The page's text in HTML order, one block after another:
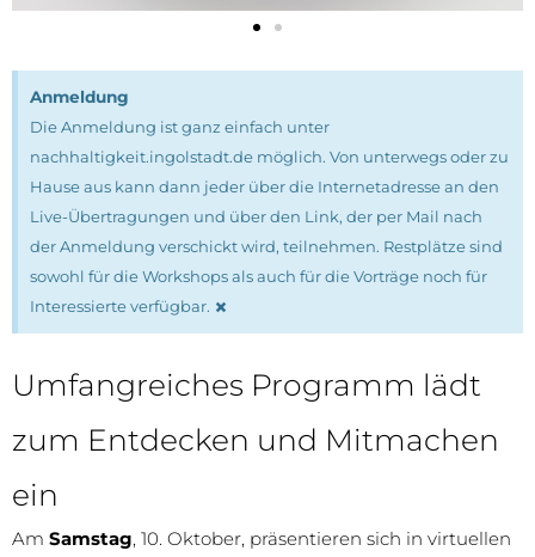
Anmeldung
Die Anmeldung ist ganz einfach unter
nachhaltigkeit.ingolstadt.de möglich. Von unterwegs oder zu
Hause aus kann dann jeder über die Internetadresse an den
Live-Übertragungen und über den Link, der per Mail nach
der Anmeldung verschickt wird, teilnehmen. Restplätze sind
sowohl für die Workshops als auch für die Vorträge noch für
Interessierte verfügbar. ×
Umfangreiches Programm lädt
zum Entdecken und Mitmachen
ein
Am Samstag, 10. Oktober, präsentieren sich in virtuellen